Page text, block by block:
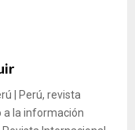
| Perú, revista
a la información